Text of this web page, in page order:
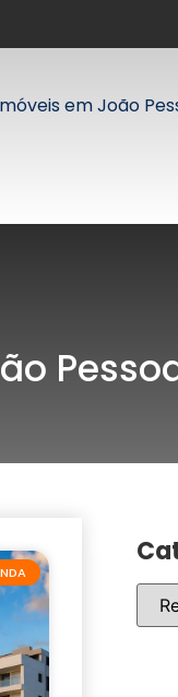
em João